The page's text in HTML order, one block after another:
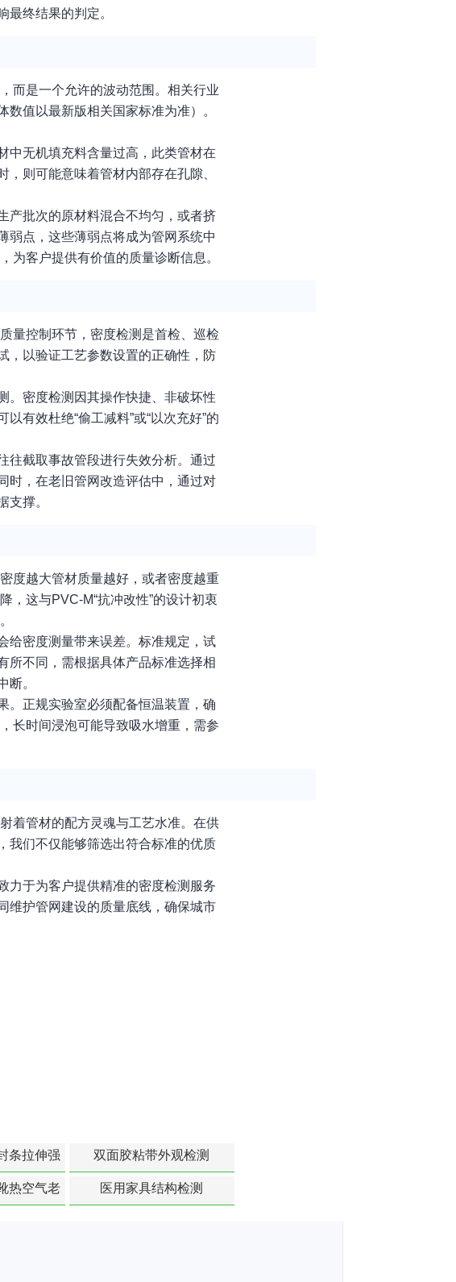
终结果的判定。
而是一个允许的波动范围。相关行业
值以最新版相关国家标准为准）。
中无机填充料含量过高，此类管材在
则可能意味着管材内部存在孔隙、
产批次的原材料混合不均匀，或者挤
弱点，这些薄弱点将成为管网系统中
为客户提供有价值的质量诊断信息。
量控制环节，密度检测是首检、巡检
，以验证工艺参数设置的正确性，防
。密度检测因其操作快捷、非破坏性
有效杜绝“偷工减料”或“以次充好”的
往截取事故管段进行失效分析。通过
时，在老旧管网改造评估中，通过对
支撑。
度越大管材质量越好，或者密度越重
，这与PVC-M“抗冲改性”的设计初衷
给密度测量带来误差。标准规定，试
所不同，需根据具体产品标准选择相
断。
。正规实验室必须配备恒温装置，确
长时间浸泡可能导致吸水增重，需参
着管材的配方灵魂与工艺水准。在供
我们不仅能够筛选出符合标准的优质
力于为客户提供精准的密度检测服务
维护管网建设的质量底线，确保城市
条拉伸强
检测
双面胶粘带外观检测
热空气老
医用家具结构检测